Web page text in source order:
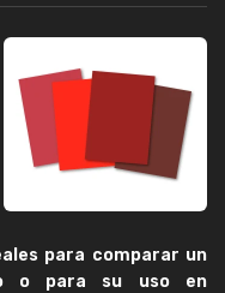
para comparar un
o para su uso en